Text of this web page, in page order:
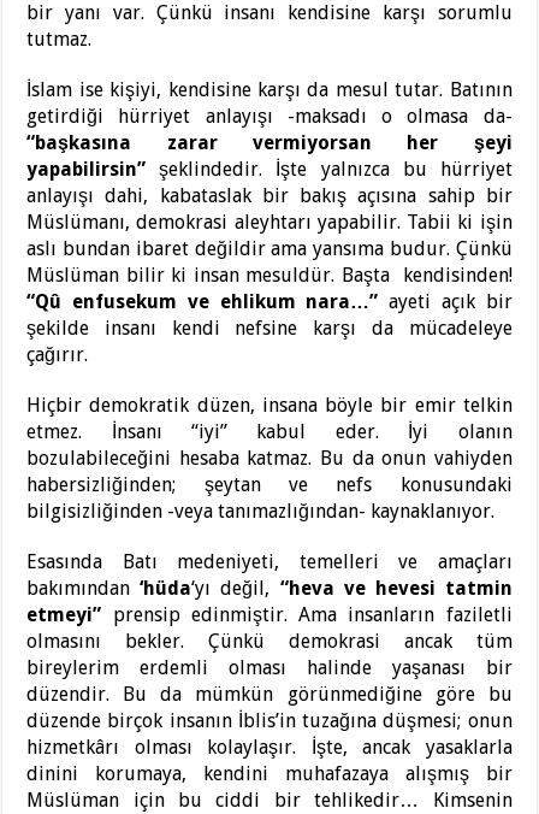
bir yanı var. Çünkü insanı kendisine karşı sorumlu
tutmaz.
İslam ise kişiyi, kendisine karşı da mesul tutar. Batının
getirdiği hürriyet anlayışı -maksadı o olmasa da-
“başkasına zarar vermiyorsan her şeyi
yapabilirsin” şeklindedir. İşte yalnızca bu hürriyet
anlayışı dahi, kabataslak bir bakış açısına sahip bir
Müslümanı, demokrasi aleyhtarı yapabilir. Tabii ki işin
aslı bundan ibaret değildir ama yansıma budur. Çünkü
Müslüman bilir ki insan mesuldür. Başta kendisinden!
“Qû enfusekum ve ehlikum nara…”ayeti açık bir
şekilde insanı kendi nefsine karşı da mücadeleye
çağırır.
Hiçbir demokratik düzen, insana böyle bir emir telkin
etmez. İnsanı “iyi” kabul eder. İyi olanın
bozulabileceğini hesaba katmaz. Bu da onun vahiyden
habersizliğinden; şeytan ve nefs konusundaki
bilgisizliğinden -veya tanımazlığından- kaynaklanıyor.
Esasında Batı medeniyeti, temelleri ve amaçları
bakımından‘hüda‘yı değil, “heva ve hevesi tatmin
etmeyi” prensip edinmiştir. Ama insanların faziletli
olmasını bekler. Çünkü demokrasi ancak tüm
bireylerim erdemli olması halinde yaşanası bir
düzendir. Bu da mümkün görünmediğine göre bu
düzende birçok insanın İblis’in tuzağına düşmesi; onun
hizmetkârı olması kolaylaşır. İşte, ancak yasaklarla
dinini korumaya, kendini muhafazaya alışmış bir
Müslüman için bu ciddi bir tehlikedir… Kimsenin